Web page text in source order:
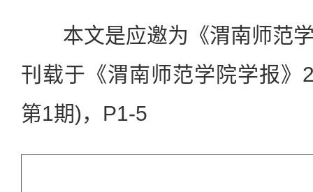
本文是应邀为《渭南师范
刊载于《渭南师范学院学报》
第1期)，P1-5